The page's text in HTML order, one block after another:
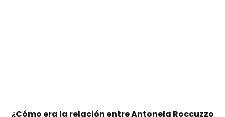
¿Cómo era la relación entre Antonela Roccuzzo